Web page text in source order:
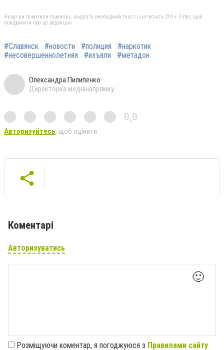
Якщо ви помітили помилку, виділіть необхідний текст і натисніть Ctrl + Enter, щоб
повідомити про це редакцію
#Славянск #новости #полиция
#наркотик
#несовершеннолетняя
#изъяли #метадон
Олександра Пилипенко
Директорка медіанапрямку
0,0
Авторизуйтесь, щоб оцінити
Коментарі
Авторизуватись
🙂
Розміщуючи коментар, я погоджуюся з Правилами сайту